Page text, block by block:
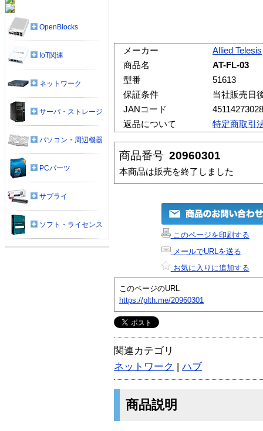
メーカー
Allied Telesis
商品名
AT-FL-03
型番
51613
保証条件
当社販売日
JANコード
返品について
特定商取引
商品番号 20960301
本商品は販売を終了しました
このページを印刷する
メールでURLを送る
お気に入りに追加する
このページのURL
https://plth.me/20960301
関連カテゴリ
ネットワーク | ハブ
商品説明
OpenBlocks
IoT関連
ネットワーク
サーバ・ストレージ
パソコン・周辺機器
PCパーツ
サプライ
ソフト・ライセンス